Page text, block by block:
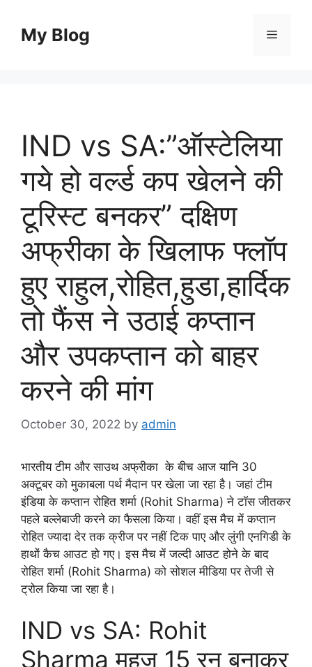
contentMy Blog Menu
IND vs SA:”ऑस्टेलिया
गये हो वर्ल्ड कप खेलने की
टूरिस्ट बनकर” दक्षिण
अफ्रीका के खिलाफ फ्लॉप
हुए राहुल,रोहित,हुडा,हार्दिक
तो फैंस ने उठाई कप्तान
और उपकप्तान को बाहर
करने की मांग
October 30, 2022 by admin
भारतीय टीम और साउथ अफ्रीका के बीच आज यानि 30
अक्टूबर को मुकाबला पर्थ मैदान पर खेला जा रहा है। जहां टीम
इंडिया के कप्तान रोहित शर्मा (Rohit Sharma) ने टॉस जीतकर
पहले बल्लेबाजी करने का फैसला किया। वहीं इस मैच में कप्तान
रोहित ज्यादा देर तक क्रीज पर नहीं टिक पाए और लुंगी एनगिडी के
हाथों कैच आउट हो गए। इस मैच में जल्दी आउट होने के बाद
रोहित शर्मा (Rohit Sharma) को सोशल मीडिया पर तेजी से
ट्रोल किया जा रहा है।
IND vs SA: Rohit
Sharma महज 15 रन बनाकर